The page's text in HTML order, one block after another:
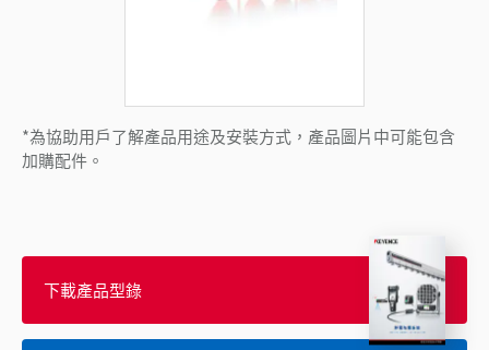
*為協助用戶了解產品用途及安裝方式，產品圖片中可能包含
加購配件。
下載產品型錄